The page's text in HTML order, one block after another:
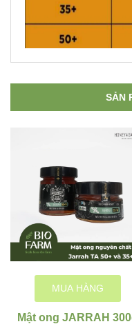
SẢN
MUA HÀNG
Mật ong JARRAH